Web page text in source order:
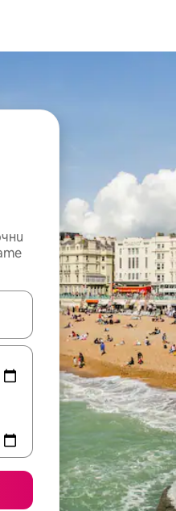
клавишите със стрелки